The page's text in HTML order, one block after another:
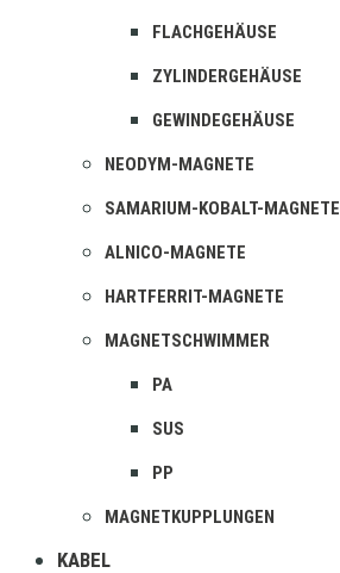
FLACHGEHÄUSE
ZYLINDERGEHÄUSE
GEWINDEGEHÄUSE
NEODYM-MAGNETE
SAMARIUM-KOBALT-MAGNETE
ALNICO-MAGNETE
HARTFERRIT-MAGNETE
MAGNETSCHWIMMER
PA
SUS
PP
MAGNETKUPPLUNGEN
KABEL